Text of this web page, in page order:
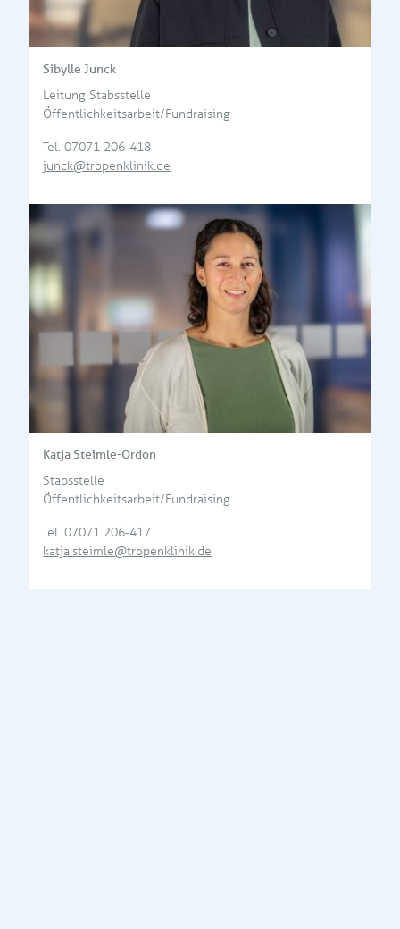
Sibylle Junck
Leitung Stabsstelle
Öffentlichkeitsarbeit/Fundraising
Tel. 07071 206-418
junck@tropenklinik.de
Katja Steimle-Ordon
Stabsstelle
Öffentlichkeitsarbeit/Fundraising
Tel. 07071 206-417
katja.steimle@tropenklinik.de